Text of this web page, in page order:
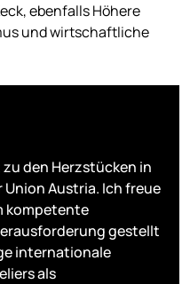
ebenfalls Höhere
und wirtschaftliche
den Herzstücken in
Austria. Ich freue
kompetente
gestellt
internationale
als